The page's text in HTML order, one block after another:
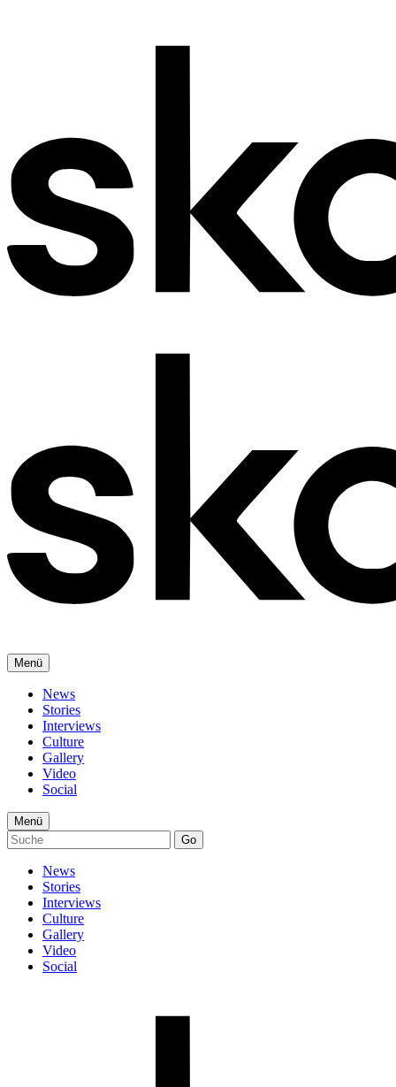
Menü
News
Stories
Interviews
Culture
Gallery
Video
Social
Menü
Go
News
Stories
Interviews
Culture
Gallery
Video
Social